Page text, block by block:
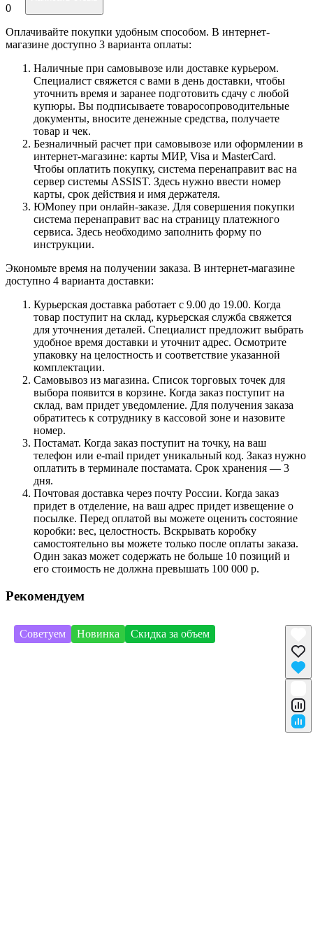
0
Оплачивайте покупки удобным способом. В интернет-
магазине доступно 3 варианта оплаты:
Наличные при самовывозе или доставке курьером.
Специалист свяжется с вами в день доставки, чтобы
уточнить время и заранее подготовить сдачу с любой
купюры. Вы подписываете товаросопроводительные
документы, вносите денежные средства, получаете
товар и чек.
Безналичный расчет при самовывозе или оформлении в
интернет-магазине: карты МИР, Visa и MasterCard.
Чтобы оплатить покупку, система перенаправит вас на
сервер системы ASSIST. Здесь нужно ввести номер
карты, срок действия и имя держателя.
ЮMoney при онлайн-заказе. Для совершения покупки
система перенаправит вас на страницу платежного
сервиса. Здесь необходимо заполнить форму по
инструкции.
Экономьте время на получении заказа. В интернет-магазине
доступно 4 варианта доставки:
Курьерская доставка работает с 9.00 до 19.00. Когда
товар поступит на склад, курьерская служба свяжется
для уточнения деталей. Специалист предложит выбрать
удобное время доставки и уточнит адрес. Осмотрите
упаковку на целостность и соответствие указанной
комплектации.
Самовывоз из магазина. Список торговых точек для
выбора появится в корзине. Когда заказ поступит на
склад, вам придет уведомление. Для получения заказа
обратитесь к сотруднику в кассовой зоне и назовите
номер.
Постамат. Когда заказ поступит на точку, на ваш
телефон или e-mail придет уникальный код. Заказ нужно
оплатить в терминале постамата. Срок хранения — 3
дня.
Почтовая доставка через почту России. Когда заказ
придет в отделение, на ваш адрес придет извещение о
посылке. Перед оплатой вы можете оценить состояние
коробки: вес, целостность. Вскрывать коробку
самостоятельно вы можете только после оплаты заказа.
Один заказ может содержать не больше 10 позиций и
его стоимость не должна превышать 100 000 р.
Рекомендуем
Советуем Новинка Скидка за объем